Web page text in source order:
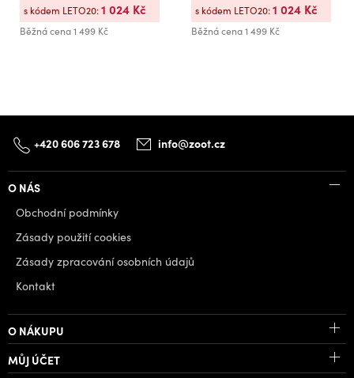
Běžná cena1 499 Kč
s kódem LETO20:1 024 Kč
Běžná cena1 499 Kč
s kódem LETO20:1 024 Kč
+420 606 723 678 info@zoot.cz
O NÁS
Obchodní podmínky
Zásady použití cookies
Zásady zpracování osobních údajů
Kontakt
O NÁKUPU
MŮJ ÚČET